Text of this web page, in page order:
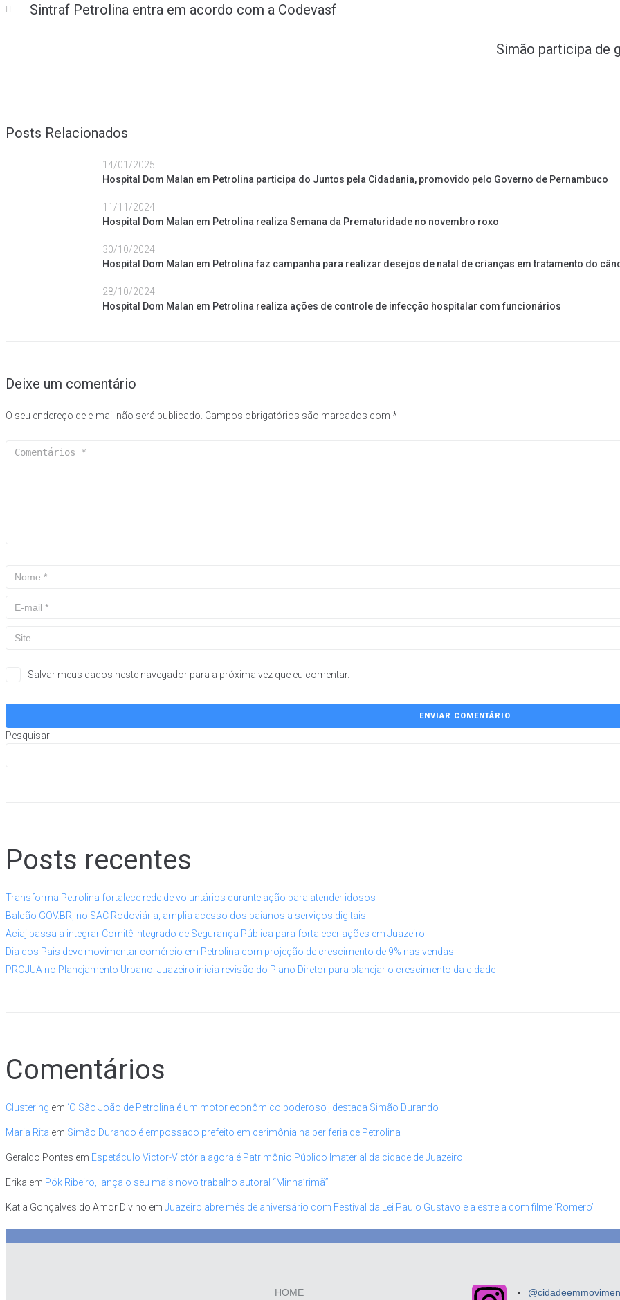
Sintraf Petrolina entra em acordo com a Codevasf
Simão participa de
Posts Relacionados
14/01/2025
Hospital Dom Malan em Petrolina participa do Juntos pela Cidadania, promovido pelo Governo de Pernambuco
11/11/2024
Hospital Dom Malan em Petrolina realiza Semana da Prematuridade no novembro roxo
30/10/2024
Hospital Dom Malan em Petrolina faz campanha para realizar desejos de natal de crianças em tratamento do
28/10/2024
Hospital Dom Malan em Petrolina realiza ações de controle de infecção hospitalar com funcionários
Deixe um comentário
O seu endereço de e-mail não será publicado. Campos obrigatórios são marcados com *
Salvar meus dados neste navegador para a próxima vez que eu comentar.
Pesquisar
Posts recentes
Transforma Petrolina fortalece rede de voluntários durante ação para atender idosos
Balcão GOV.BR, no SAC Rodoviária, amplia acesso dos baianos a serviços digitais
Aciaj passa a integrar Comitê Integrado de Segurança Pública para fortalecer ações em Juazeiro
Dia dos Pais deve movimentar comércio em Petrolina com projeção de crescimento de 9% nas vendas
PROJUA no Planejamento Urbano: Juazeiro inicia revisão do Plano Diretor para planejar o crescimento da cidade
Comentários
Clustering em ‘O São João de Petrolina é um motor econômico poderoso’, destaca Simão Durando
Maria Rita em Simão Durando é empossado prefeito em cerimônia na periferia de Petrolina
Geraldo Pontes em Espetáculo Victor-Victória agora é Patrimônio Público Imaterial da cidade de Juazeiro
Erika em Pók Ribeiro, lança o seu mais novo trabalho autoral “Minha’rimã”
Katia Gonçalves do Amor Divino em Juazeiro abre mês de aniversário com Festival da Lei Paulo Gustavo e a estreia com filme ‘Romero’
HOME